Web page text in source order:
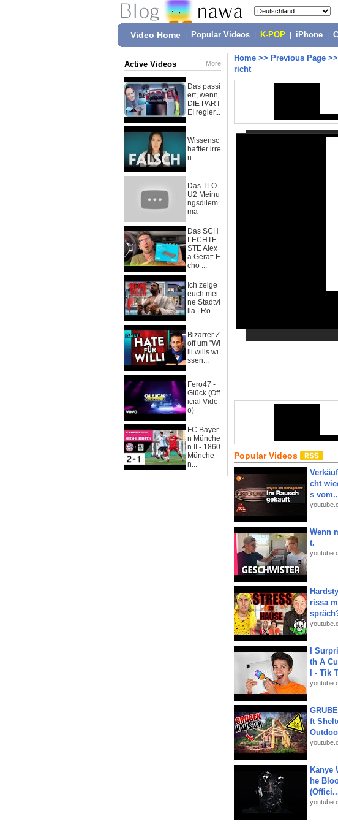
Video Home Popular Videos K-POP iPhone
Active Videos More
Das passi
ert, wenn
DIE PART
EI regier...
Wissensc
haftler irre
n
Das TLO
U2 Meinu
ngsdilem
ma
Das SCH
LECHTE
STE Alex
a Gerät: E
cho ...
Ich zeige
euch mei
ne Stadtvi
lla | Ro...
Bizarrer Z
off um "Wi
lli wills wi
ssen...
Fero47 -
Glück (Off
icial Vide
o)
FC Bayer
n Münche
n II - 1860
Münche
n...
Home >> Previous Page >>
richt
Popular Videos
cht
s
Wenn
t.
rissa
I
th A
l - Tik
ft
Kanye
he